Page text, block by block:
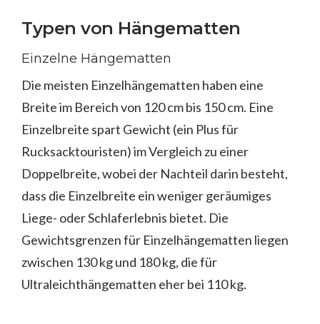
Typen von Hängematten
Einzelne Hängematten
Die meisten Einzelhängematten haben eine
Breite im Bereich von 120 cm bis 150 cm. Eine
Einzelbreite spart Gewicht (ein Plus für
Rucksacktouristen) im Vergleich zu einer
Doppelbreite, wobei der Nachteil darin besteht,
dass die Einzelbreite ein weniger geräumiges
Liege- oder Schlaferlebnis bietet. Die
Gewichtsgrenzen für Einzelhängematten liegen
zwischen 130 kg und 180 kg, die für
Ultraleichthängematten eher bei 110 kg.